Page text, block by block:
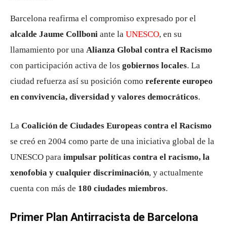
Barcelona reafirma el compromiso expresado por el
alcalde Jaume Collboni ante la UNESCO, en su
llamamiento por una Alianza Global contra el Racismo
con participación activa de los gobiernos locales. La
ciudad refuerza así su posición como referente europeo
en convivencia, diversidad y valores democráticos.
La Coalición de Ciudades Europeas contra el Racismo
se creó en 2004 como parte de una iniciativa global de la
UNESCO para impulsar políticas contra el racismo, la
xenofobia y cualquier discriminación, y actualmente
cuenta con más de 180 ciudades miembros.
Primer Plan Antirracista de Barcelona